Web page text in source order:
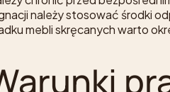
należy stosować środki
mebli skręcanych warto